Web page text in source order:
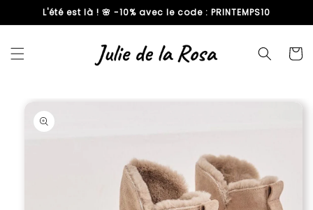
passer
contenu
L'été est là ! 🌸 -10% avec le code : PRINTEMPS10
Panier
Passer aux
informations
produits